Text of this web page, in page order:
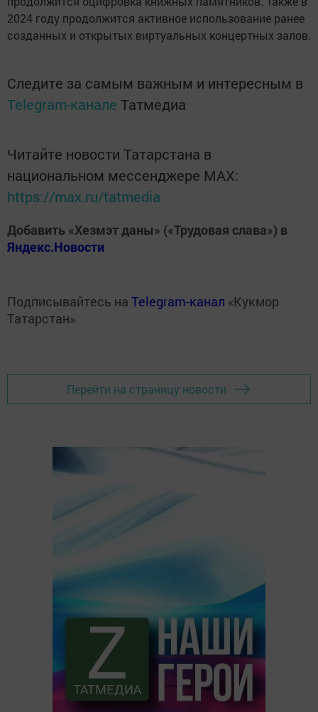
2024 году продолжится активное использование ранее
созданных и открытых виртуальных концертных залов.
Следите за самым важным и интересным в
Telegram-канале Татмедиа
Читайте новости Татарстана в
национальном мессенджере MАХ:
https://max.ru/tatmedia
Добавить «Хезмэт даны» («Трудовая слава») в
Яндекс.Новости
Подписывайтесь на Telegram-канал «Кукмор
Татарстан»
Перейти на страницу новости